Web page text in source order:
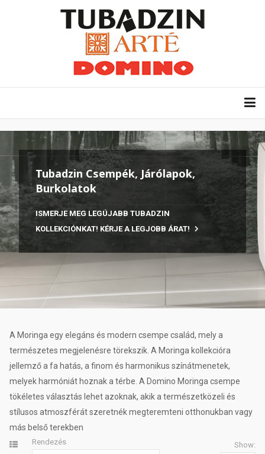
Tubadzin Csempék, Járólapok,
Burkolatok
ISMERJE MEG LEGÚJABB TUBADZIN
KOLLEKCIÓNKAT! KÉRJE A LEGJOBB ÁRAT!
A Moringa egy elegáns és modern csempe család, mely a
természetes megjelenésre törekszik. A Moringa kollekcióra
jellemző a fa hatás, a finom és harmonikus színátmenetek,
melyek harmóniát hoznak a térbe. A Domino Moringa csempe
tökéletes választás lehet azoknak, akik a természetközeli és
stílusos atmoszférát szeretnék megteremteni otthonukban vagy
más belső terekben
Rendezés
Show: